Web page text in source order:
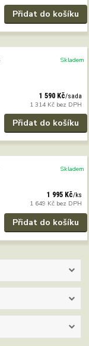
Přidat do košíku
1 590 Kč/sada
1 314 Kč bez DPH
Skladem
Přidat do košíku
1 995 Kč/ks
1 649 Kč bez DPH
Skladem
Přidat do košíku